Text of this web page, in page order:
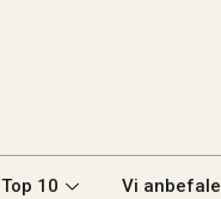
Top 10 Vi